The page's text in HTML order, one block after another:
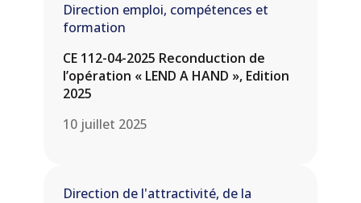
Direction emploi, compétences et
formation
CE 112-04-2025 Reconduction de
l’opération « LEND A HAND », Edition
2025
10 juillet 2025
Direction de l'attractivité, de la